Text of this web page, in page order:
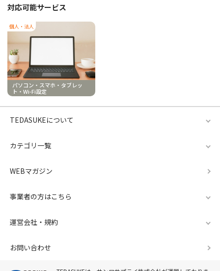
対応可能サービス
個人・法人
パソコン・スマホ・タブレッ
ト・Wi-Fi設定
TEDASUKEについて
カテゴリ一覧
WEBマガジン
事業者の方はこちら
運営会社・規約
お問い合わせ